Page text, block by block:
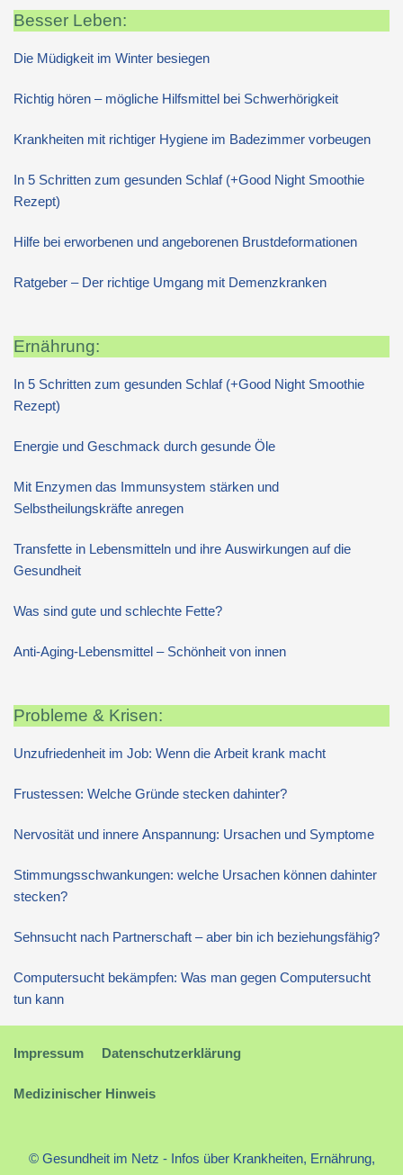
Besser Leben:
Die Müdigkeit im Winter besiegen
Richtig hören – mögliche Hilfsmittel bei Schwerhörigkeit
Krankheiten mit richtiger Hygiene im Badezimmer vorbeugen
In 5 Schritten zum gesunden Schlaf (+Good Night Smoothie
Rezept)
Hilfe bei erworbenen und angeborenen Brustdeformationen
Ratgeber – Der richtige Umgang mit Demenzkranken
Ernährung:
In 5 Schritten zum gesunden Schlaf (+Good Night Smoothie
Rezept)
Energie und Geschmack durch gesunde Öle
Mit Enzymen das Immunsystem stärken und
Selbstheilungskräfte anregen
Transfette in Lebensmitteln und ihre Auswirkungen auf die
Gesundheit
Was sind gute und schlechte Fette?
Anti-Aging-Lebensmittel – Schönheit von innen
Probleme & Krisen:
Unzufriedenheit im Job: Wenn die Arbeit krank macht
Frustessen: Welche Gründe stecken dahinter?
Nervosität und innere Anspannung: Ursachen und Symptome
Stimmungsschwankungen: welche Ursachen können dahinter
stecken?
Sehnsucht nach Partnerschaft – aber bin ich beziehungsfähig?
Computersucht bekämpfen: Was man gegen Computersucht
tun kann
Impressum Datenschutzerklärung
Medizinischer Hinweis
© Gesundheit im Netz - Infos über Krankheiten, Ernährung,